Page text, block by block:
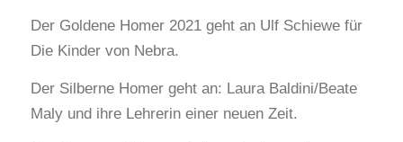
Der Goldene Homer 2021 geht an Ulf Schiewe für
Die Kinder von Nebra.
Der Silberne Homer geht an: Laura Baldini/Beate
Maly und ihre Lehrerin einer neuen Zeit.